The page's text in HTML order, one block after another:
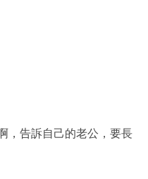
，告訴自己的老公，要長